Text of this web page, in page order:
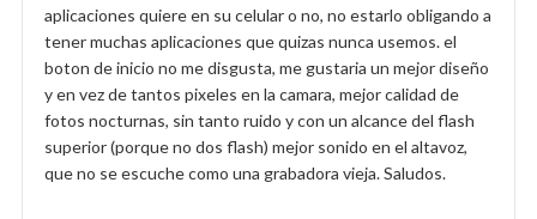
aplicaciones quiere en su celular o no, no estarlo obligando a
tener muchas aplicaciones que quizas nunca usemos. el
boton de inicio no me disgusta, me gustaria un mejor diseño
y en vez de tantos pixeles en la camara, mejor calidad de
fotos nocturnas, sin tanto ruido y con un alcance del flash
superior (porque no dos flash) mejor sonido en el altavoz,
que no se escuche como una grabadora vieja. Saludos.